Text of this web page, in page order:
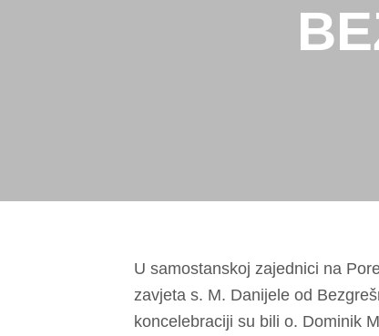
U samostanskoj zajednici na
zavjeta s. M. Danijele od
koncelebraciji su bili o. Dominik